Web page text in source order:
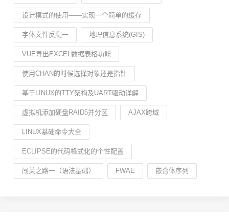
设计模式的使用——实现一个简单的缓存
字体文件反爬一 地理信息系统(GIS)
VUE导出EXCEL数据表格功能
使用CHAN的时候选择对象还是指针
基于LINUX的TTY架构及UART驱动详解
虚拟机添加硬盘RAID5并分区 AJAX跨域
LINUX基础命令大全
ECLIPSE的代码格式化的个性配置
闯关之路一（语法基础） FWAE 嵌合体序列